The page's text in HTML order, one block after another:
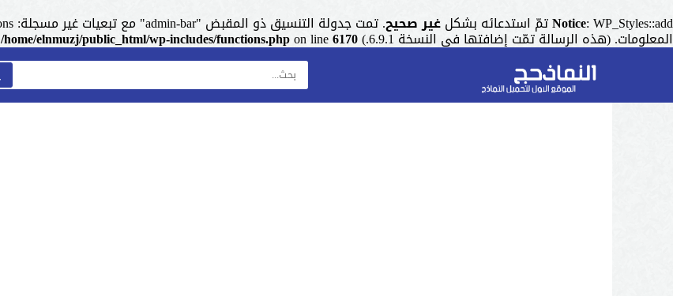
Notice: WP_Styles::add تمّ استدعائه بشكل غير صحيح. تمت جدولة التنسيق ذو المقبض "admin-bar" مع تبعيات غير مسجلة: dashicons. من فضلك اطلع على
المعلومات. (هذه الرسالة تمّت إضافتها في النسخة 6.9.1.) in /home/elnmuzj/public_html/wp-includes/functions.phpon line6170